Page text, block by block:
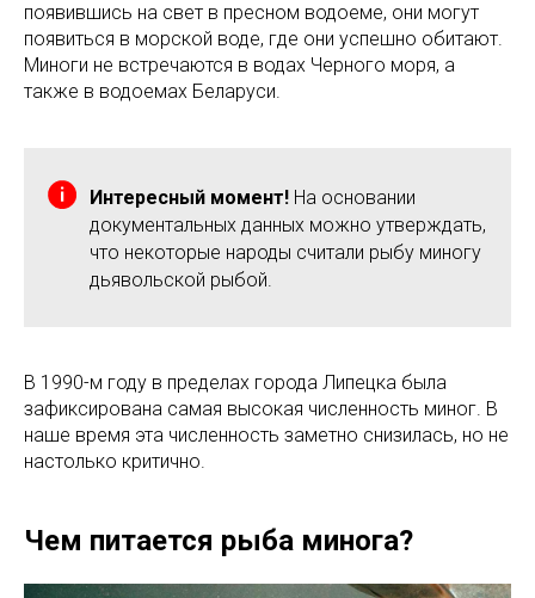
появившись на свет в пресном водоеме, они могут
появиться в морской воде, где они успешно обитают.
Миноги не встречаются в водах Черного моря, а
также в водоемах Беларуси.
Интересный момент! На основании
документальных данных можно утверждать,
что некоторые народы считали рыбу миногу
дьявольской рыбой.
В 1990-м году в пределах города Липецка была
зафиксирована самая высокая численность миног. В
наше время эта численность заметно снизилась, но не
настолько критично.
Чем питается рыба минога?